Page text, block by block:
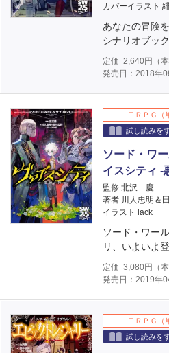
カバーイラスト
あなたの冒険
シナリオブッ
定価 2,640円（
発売日：2018年
ＴＲＰＧ（
試し読みを
ソード・ワ
イスシティ ‐
監修 北沢 慶
著者 川人忠明＆
イラスト lack
ソード・ワー
リ、いよいよ登
定価 3,080円（
発売日：2019年
ＴＲＰＧ（
試し読みを